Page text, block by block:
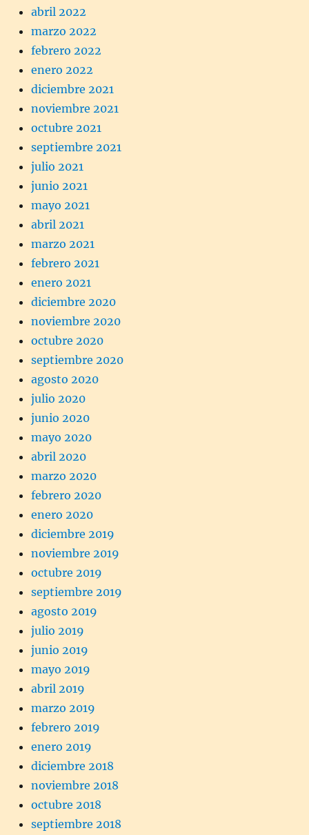
abril 2022
marzo 2022
febrero 2022
enero 2022
diciembre 2021
noviembre 2021
octubre 2021
septiembre 2021
julio 2021
junio 2021
mayo 2021
abril 2021
marzo 2021
febrero 2021
enero 2021
diciembre 2020
noviembre 2020
octubre 2020
septiembre 2020
agosto 2020
julio 2020
junio 2020
mayo 2020
abril 2020
marzo 2020
febrero 2020
enero 2020
diciembre 2019
noviembre 2019
octubre 2019
septiembre 2019
agosto 2019
julio 2019
junio 2019
mayo 2019
abril 2019
marzo 2019
febrero 2019
enero 2019
diciembre 2018
noviembre 2018
octubre 2018
septiembre 2018